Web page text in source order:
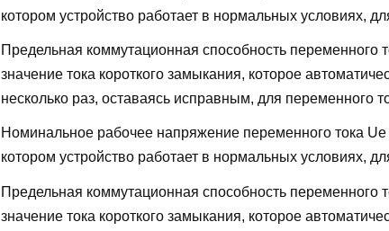
котором устройство работает в нормальных условиях,
Предельная коммутационная способность переменного
значение тока короткого замыкания, которое
несколько раз, оставаясь исправным, для переменного
Номинальное рабочее напряжение переменного тока Ue
котором устройство работает в нормальных условиях,
Предельная коммутационная способность переменного
значение тока короткого замыкания, которое